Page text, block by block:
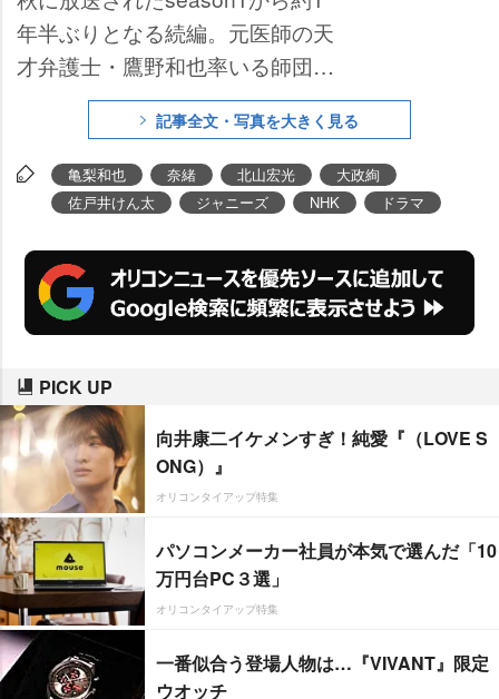
年半ぶりとなる続編。元医師の天
才弁護士・鷹野和也率いる師団坂
法律事務所・刑事弁護部門ROOM
1のキャラクタービジュアルが公
開された。
記事全文・写真を大きく見る
亀梨和也 奈緒 北山宏光
大政絢
佐戸井けん太
ジャニーズ NHK ドラマ
PICK UP
向井康二イケメンすぎ！純愛『（LOVE S
ONG）』
オリコンタイアップ特集
パソコンメーカー社員が本気で選んだ「10
万円台PC３選」
オリコンタイアップ特集
一番似合う登場人物は…『VIVANT』限定
ウオッチ